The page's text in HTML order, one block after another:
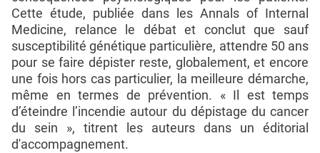
Cette étude, publiée dans les Annals of Internal
Medicine, relance le débat et conclut que sauf
susceptibilité génétique particulière, attendre 50 ans
pour se faire dépister reste, globalement, et encore
une fois hors cas particulier, la meilleure démarche,
même en termes de prévention. « Il est temps
d’éteindre l’incendie autour du dépistage du cancer
du sein », titrent les auteurs dans un éditorial
d'accompagnement.